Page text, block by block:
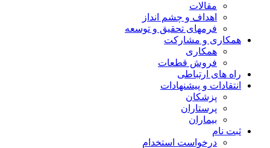
مقالات
اهداف و چشم انداز
فرمهای تحقیق و توسعه
همکاری و مشارکت
همکاری
فروش قطعات
راه های ارتباطی
انتقادات و پيشنهادات
پزشكان
پرستاران
بيماران
ثبت نام
درخواست استخدام